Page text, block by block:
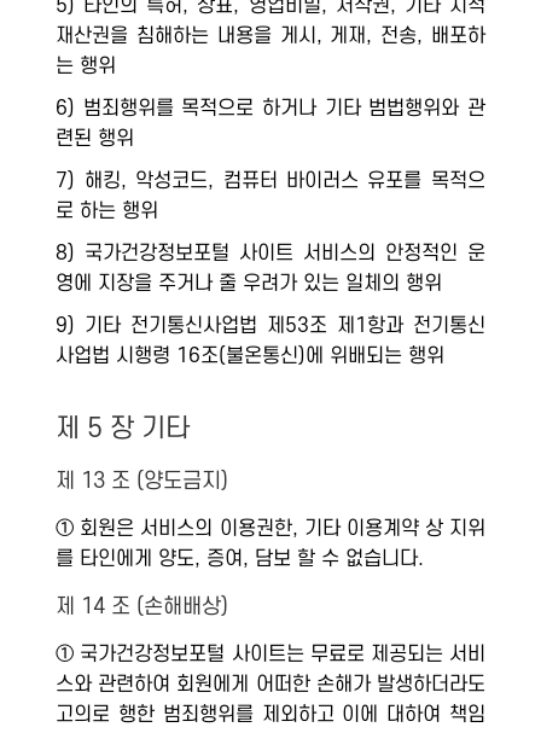
5) 타인의 특허, 상표, 영업비밀, 저작권, 기타 지적
재산권을 침해하는 내용을 게시, 게재, 전송, 배포하
는 행위
6) 범죄행위를 목적으로 하거나 기타 범법행위와 관
련된 행위
7) 해킹, 악성코드, 컴퓨터 바이러스 유포를 목적으
로 하는 행위
8) 국가건강정보포털 사이트 서비스의 안정적인 운
영에 지장을 주거나 줄 우려가 있는 일체의 행위
9) 기타 전기통신사업법 제53조 제1항과 전기통신
사업법 시행령 16조(불온통신)에 위배되는 행위
제 5 장 기타
제 13 조 (양도금지)
① 회원은 서비스의 이용권한, 기타 이용계약 상 지위
를 타인에게 양도, 증여, 담보 할 수 없습니다.
제 14 조 (손해배상)
① 국가건강정보포털 사이트는 무료로 제공되는 서비
스와 관련하여 회원에게 어떠한 손해가 발생하더라도
고의로 행한 범죄행위를 제외하고 이에 대하여 책임